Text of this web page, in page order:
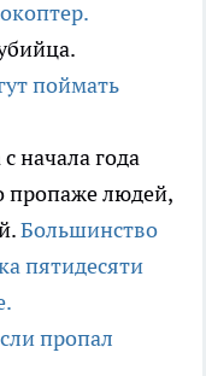
поймать
начала года
пропаже людей,
Большинство
пятидесяти
пропал